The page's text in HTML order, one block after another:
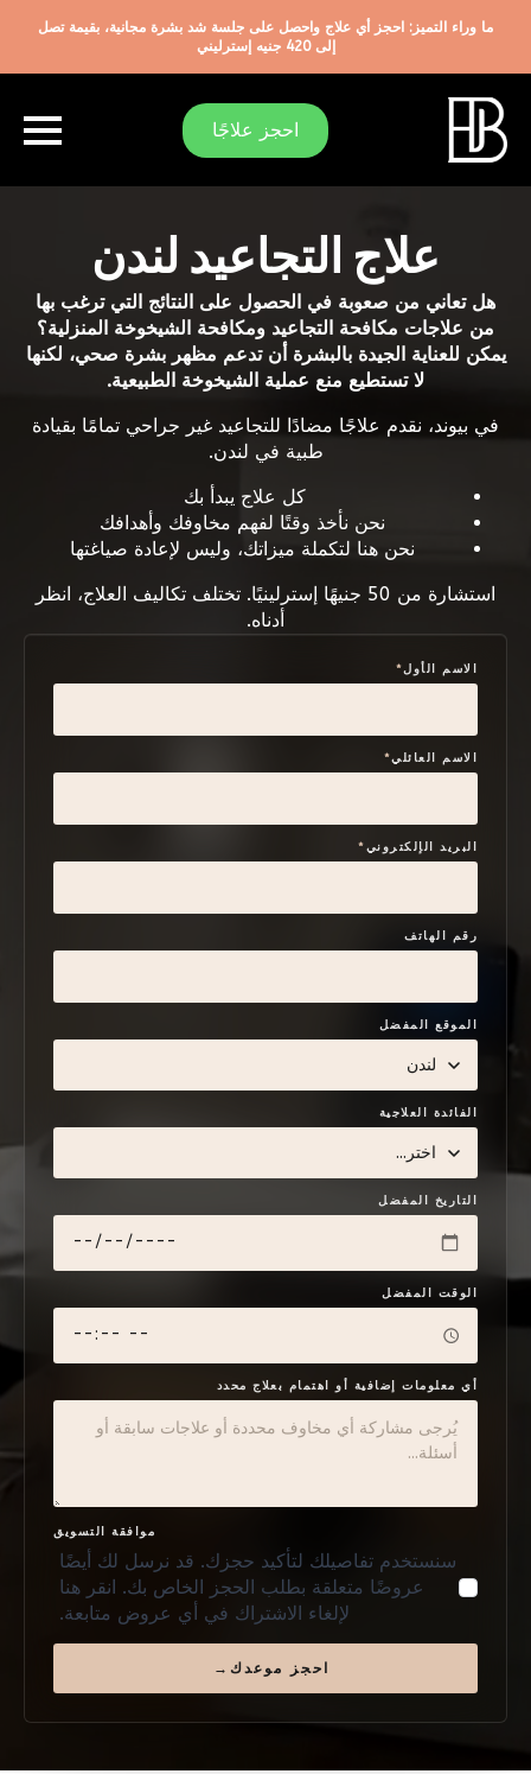
ما وراء التميز: احجز أي علاج واحصل على جلسة شد بشرة مجانية، بقيمة تصل
إلى 420 جنيه إسترليني
احجز علاجًا
علاج التجاعيد لندن
هل تعاني من صعوبة في الحصول على النتائج التي ترغب بها
من علاجات مكافحة التجاعيد ومكافحة الشيخوخة المنزلية؟
يمكن للعناية الجيدة بالبشرة أن تدعم مظهر بشرة صحي، لكنها
لا تستطيع منع عملية الشيخوخة الطبيعية.
في بيوند، نقدم علاجًا مضادًا للتجاعيد غير جراحي تمامًا بقيادة
طبية في لندن.
كل علاج يبدأ بك
نحن نأخذ وقتًا لفهم مخاوفك وأهدافك
نحن هنا لتكملة ميزاتك، وليس لإعادة صياغتها
استشارة من 50 جنيهًا إسترلينيًا. تختلف تكاليف العلاج، انظر
أدناه.
الاسم الأول*
الاسم العائلي*
البريد الإلكتروني*
رقم الهاتف
الموقع المفضل
الفائدة العلاجية
التاريخ المفضل
الوقت المفضل
أي معلومات إضافية أو اهتمام بعلاج محدد
موافقة التسويق
سنستخدم تفاصيلك لتأكيد حجزك. قد نرسل لك أيضًا
عروضًا متعلقة بطلب الحجز الخاص بك. انقر هنا
لإلغاء الاشتراك في أي عروض متابعة.
احجز موعدك